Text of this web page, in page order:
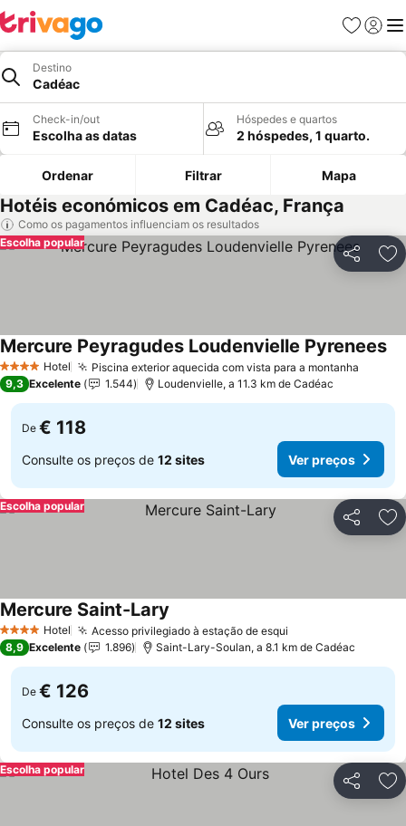
Favoritos
Iniciar
Destino
Cadéac
Check-in/out
Escolha as datas
Hóspedes e quartos
2 hóspedes, 1 quarto.
Ordenar Filtrar Mapa
Hotéis económicos em Cadéac, França
Como os pagamentos influenciam os resultados
Partilhar
Escolha popular
4 EstrelasHotel Piscina exterior aquecida com vista para a montanha
Mercure Peyragudes Loudenvielle Pyrenees
9,3 Excelente 1.544 Loudenvielle, a 11.3 km de Cadéac
De € 118
Consulte os preços de 12 sites Ver preços
Partilhar
Escolha popular
4 EstrelasHotel Acesso privilegiado à estação de esqui
Mercure Saint-Lary
8,9 Excelente 1.896 Saint-Lary-Soulan, a 8.1 km de Cadéac
De € 126
Consulte os preços de 12 sites Ver preços
Partilhar
Escolha popular